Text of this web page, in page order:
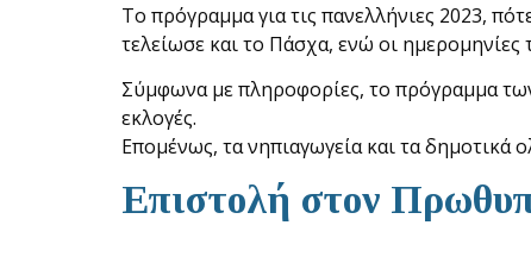
Το πρόγραμμα για τις πανελλήνιες 2023,
τελείωσε και το Πάσχα, ενώ οι
Σύμφωνα με πληροφορίες, το πρόγραμμα των
εκλογές.
Επομένως, τα νηπιαγωγεία και τα δημοτικά
Επιστολή στον